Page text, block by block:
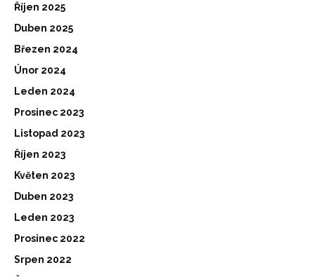
Říjen 2025
Duben 2025
Březen 2024
Únor 2024
Leden 2024
Prosinec 2023
Listopad 2023
Říjen 2023
Květen 2023
Duben 2023
Leden 2023
Prosinec 2022
Srpen 2022